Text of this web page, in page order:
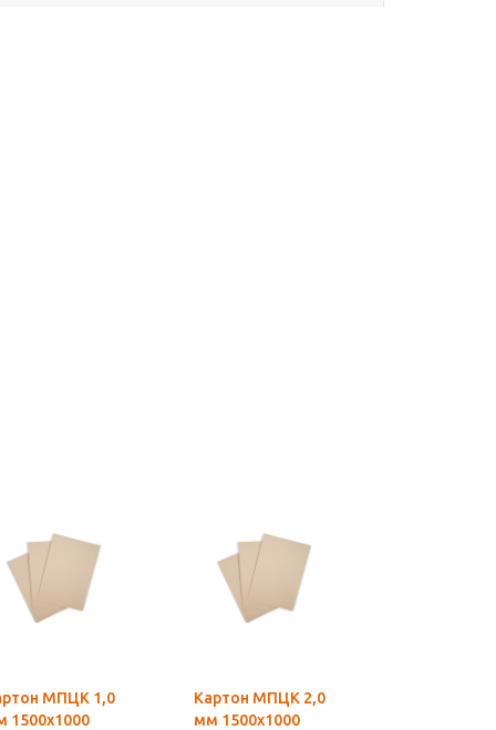
МПЦК 1,0
1500х1000
Картон МПЦК 2,0
мм 1500х1000